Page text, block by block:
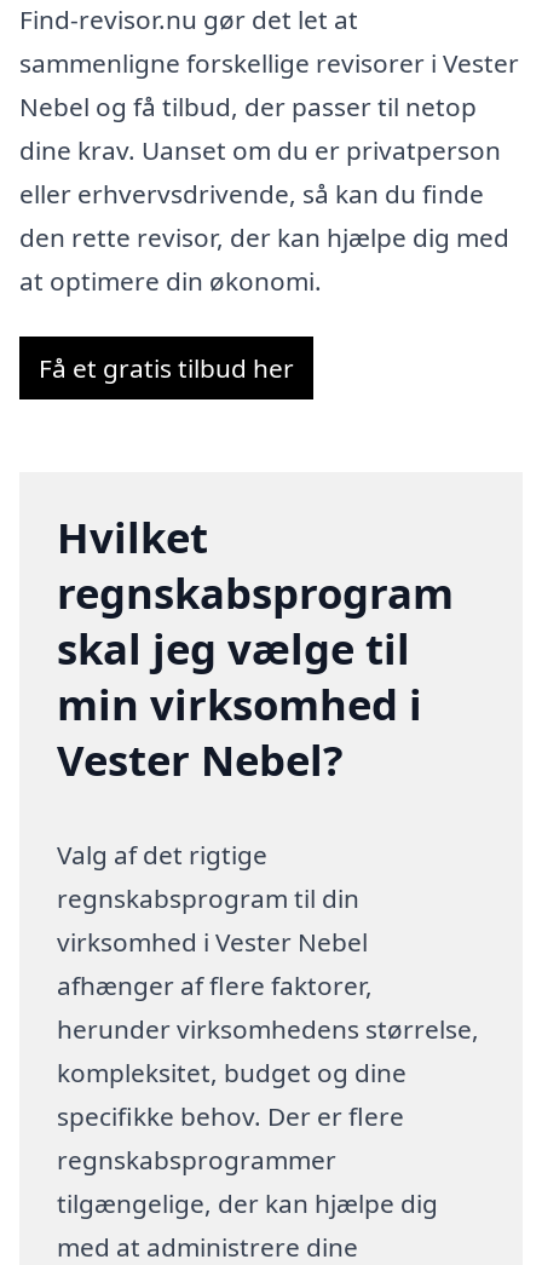
Find-revisor.nu gør det let at
sammenligne forskellige revisorer i Vester
Nebel og få tilbud, der passer til netop
dine krav. Uanset om du er privatperson
eller erhvervsdrivende, så kan du finde
den rette revisor, der kan hjælpe dig med
at optimere din økonomi.
Få et gratis tilbud her
Hvilket
regnskabsprogram
skal jeg vælge til
min virksomhed i
Vester Nebel?
Valg af det rigtige
regnskabsprogram til din
virksomhed i Vester Nebel
afhænger af flere faktorer,
herunder virksomhedens størrelse,
kompleksitet, budget og dine
specifikke behov. Der er flere
regnskabsprogrammer
tilgængelige, der kan hjælpe dig
med at administrere dine